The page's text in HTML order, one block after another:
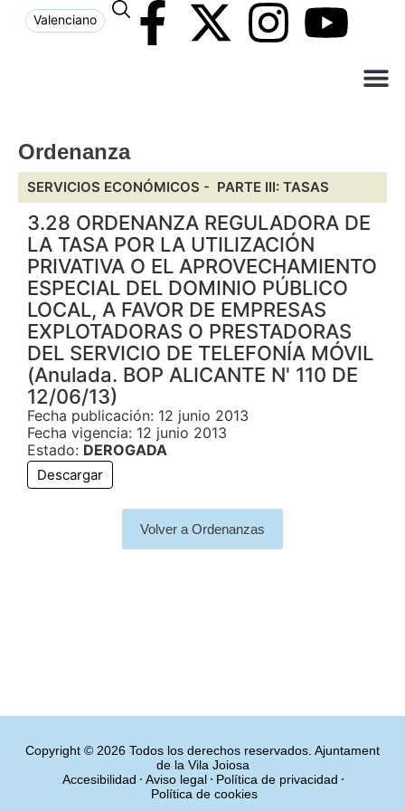
Valenciano
Ordenanza
SERVICIOS ECONÓMICOS - PARTE III: TASAS
3.28 ORDENANZA REGULADORA DE
LA TASA POR LA UTILIZACIÓN
PRIVATIVA O EL APROVECHAMIENTO
ESPECIAL DEL DOMINIO PÚBLICO
LOCAL, A FAVOR DE EMPRESAS
EXPLOTADORAS O PRESTADORAS
DEL SERVICIO DE TELEFONÍA MÓVIL
(Anulada. BOP ALICANTE N' 110 DE
12/06/13)
Fecha publicación: 12 junio 2013
Fecha vigencia: 12 junio 2013
Estado: DEROGADA
Descargar
Volver a Ordenanzas
Copyright © 2026 Todos los derechos reservados. Ajuntament
de la Vila Joiosa
Accesibilidad
Aviso legal
Política de privacidad
Política de cookies